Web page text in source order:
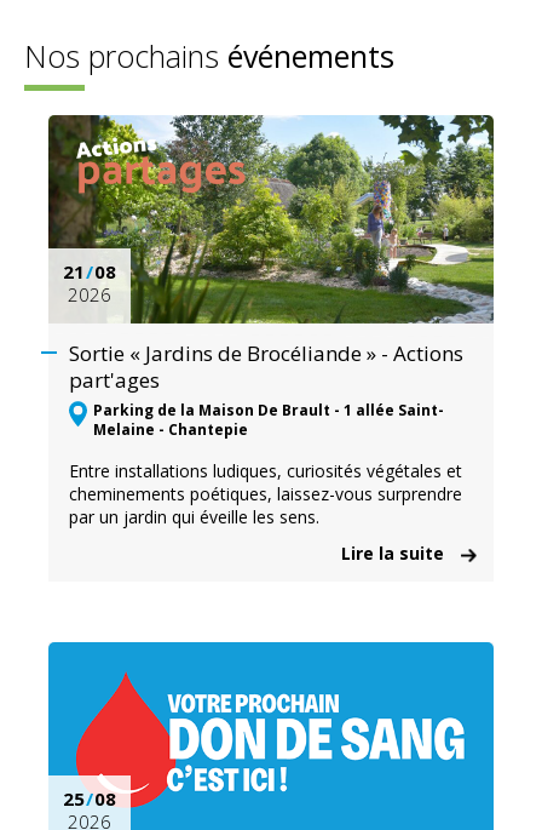
Nos prochains événements
21/08
2026
Sortie « Jardins de Brocéliande » - Actions
part'ages
Parking de la Maison De Brault - 1 allée Saint-
Melaine - Chantepie
Entre installations ludiques, curiosités végétales et
cheminements poétiques, laissez-vous surprendre
par un jardin qui éveille les sens.
Lire la suite
25/08
2026